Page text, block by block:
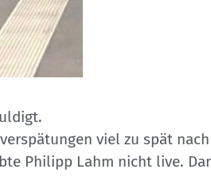
viel zu spät
Philipp Lahm nicht live.